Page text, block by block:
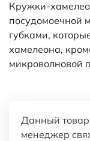
Кружки-
посудомоечной
губками,
хамелеона,
микроволновой
Данный товар
менеджер